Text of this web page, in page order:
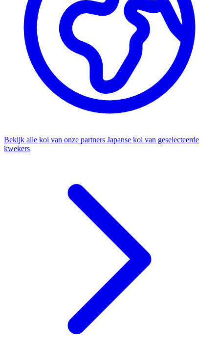
Bekijk alle koi van onze partners Japanse koi van geselecteerde
kwekers